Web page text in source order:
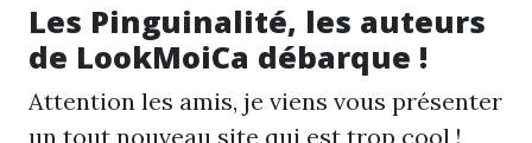
Les Pinguinalité, les auteurs
de LookMoiCa débarque !
Attention les amis, je viens vous présenter
un tout nouveau site qui est trop cool !